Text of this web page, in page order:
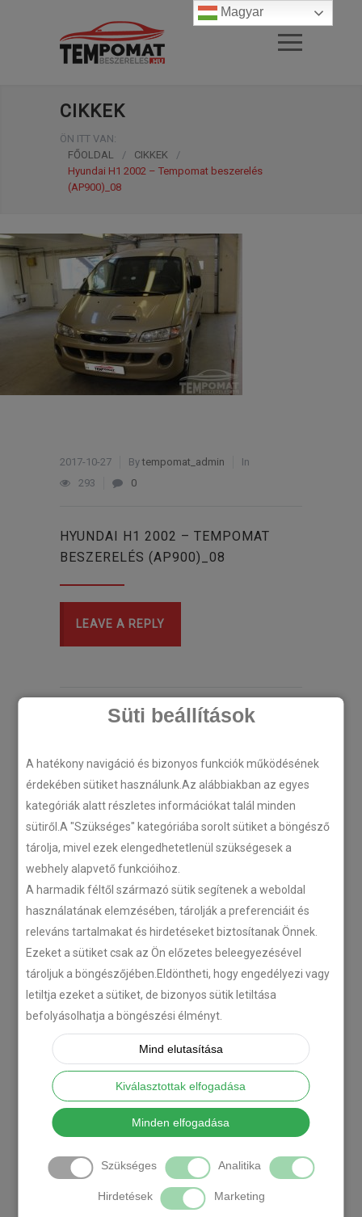
Süti beállítások
A hatékony navigáció és bizonyos funkciók működésének
érdekében sütiket használunk.Az alábbiakban az egyes
kategóriák alatt részletes információkat talál minden
sütiről.A "Szükséges" kategóriába sorolt sütiket a böngésző
tárolja, mivel ezek elengedhetetlenül szükségesek a
webhely alapvető funkcióihoz.
A harmadik féltől származó sütik segítenek a weboldal
használatának elemzésében, tárolják a preferenciáit és
releváns tartalmakat és hirdetéseket biztosítanak Önnek.
Ezeket a sütiket csak az Ön előzetes beleegyezésével
tároljuk a böngészőjében.Eldöntheti, hogy engedélyezi vagy
letiltja ezeket a sütiket, de bizonyos sütik letiltása
befolyásolhatja a böngészési élményt.
Mind elutasítása
Kiválasztottak elfogadása
Minden elfogadása
Szükséges Analitika
Hirdetések Marketing
CIKKEK
ÖN ITT VAN:
FŐOLDAL
/ CIKKEK
/
Hyundai H1 2002 – Tempomat beszerelés
(AP900)_08
2017-10-27 Bytempomat_admin
In
293
0
HYUNDAI H1 2002 – TEMPOMAT
BESZERELÉS (AP900)_08
LEAVE A REPLY
LEGÚJABB CIKKEK
N-szériás teherautókhoz
2018-07-26
Isuzu D-MAX 2006 –
Tempomat beszerelés
2018-06-12
Citroën C-Zero tempomat
2018-02-14
KATEGÓRIA
TEMPOMAT TEMPOMAT BESZERELÉS
UTÓLAGOS TEMPOMAT
Magyar